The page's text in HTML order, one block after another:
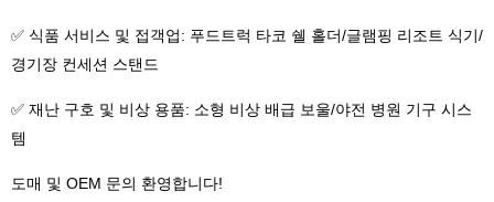
✅ 식품 서비스 및 접객업: 푸드트럭 타코 쉘 홀더/글램핑 리조트 식기/
경기장 컨세션 스탠드
✅ 재난 구호 및 비상 용품: 소형 비상 배급 보울/야전 병원 기구 시스
템
도매 및 OEM 문의 환영합니다!